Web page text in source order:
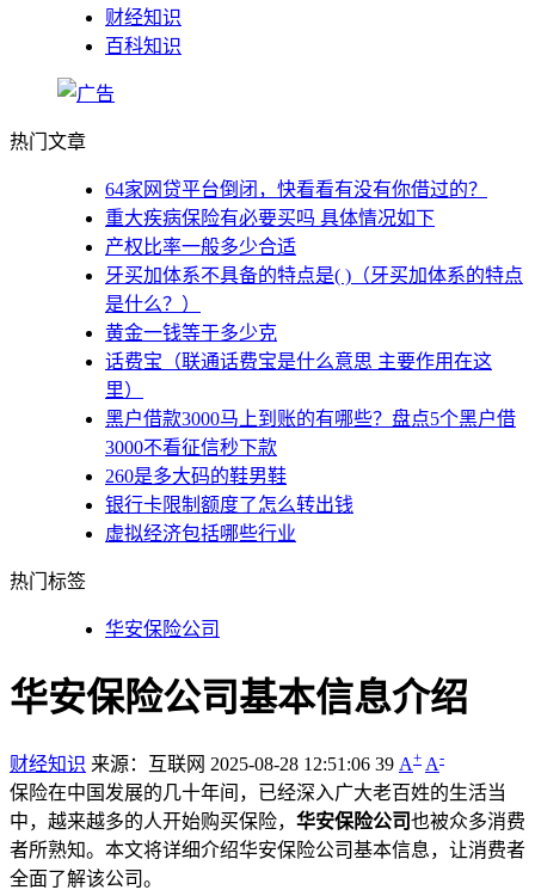
财经知识
百科知识
热门文章
64家网贷平台倒闭，快看看有没有你借过的？
重大疾病保险有必要买吗 具体情况如下
产权比率一般多少合适
牙买加体系不具备的特点是( )（牙买加体系的特点
是什么？）
黄金一钱等于多少克
话费宝（联通话费宝是什么意思 主要作用在这
里）
黑户借款3000马上到账的有哪些？盘点5个黑户借
3000不看征信秒下款
260是多大码的鞋男鞋
银行卡限制额度了怎么转出钱
虚拟经济包括哪些行业
热门标签
华安保险公司
华安保险公司基本信息介绍
财经知识 来源：互联网 2025-08-28 12:51:06 39 A+ A-
保险在中国发展的几十年间，已经深入广大老百姓的生活当
中，越来越多的人开始购买保险， 华安保险公司也被众多消费
者所熟知。本文将详细介绍华安保险公司基本信息，让消费者
全面了解该公司。